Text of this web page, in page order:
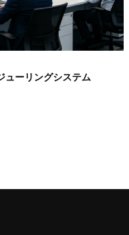
ューリングシステム